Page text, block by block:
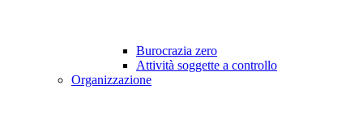
Burocrazia zero
Attività soggette a controllo
Organizzazione